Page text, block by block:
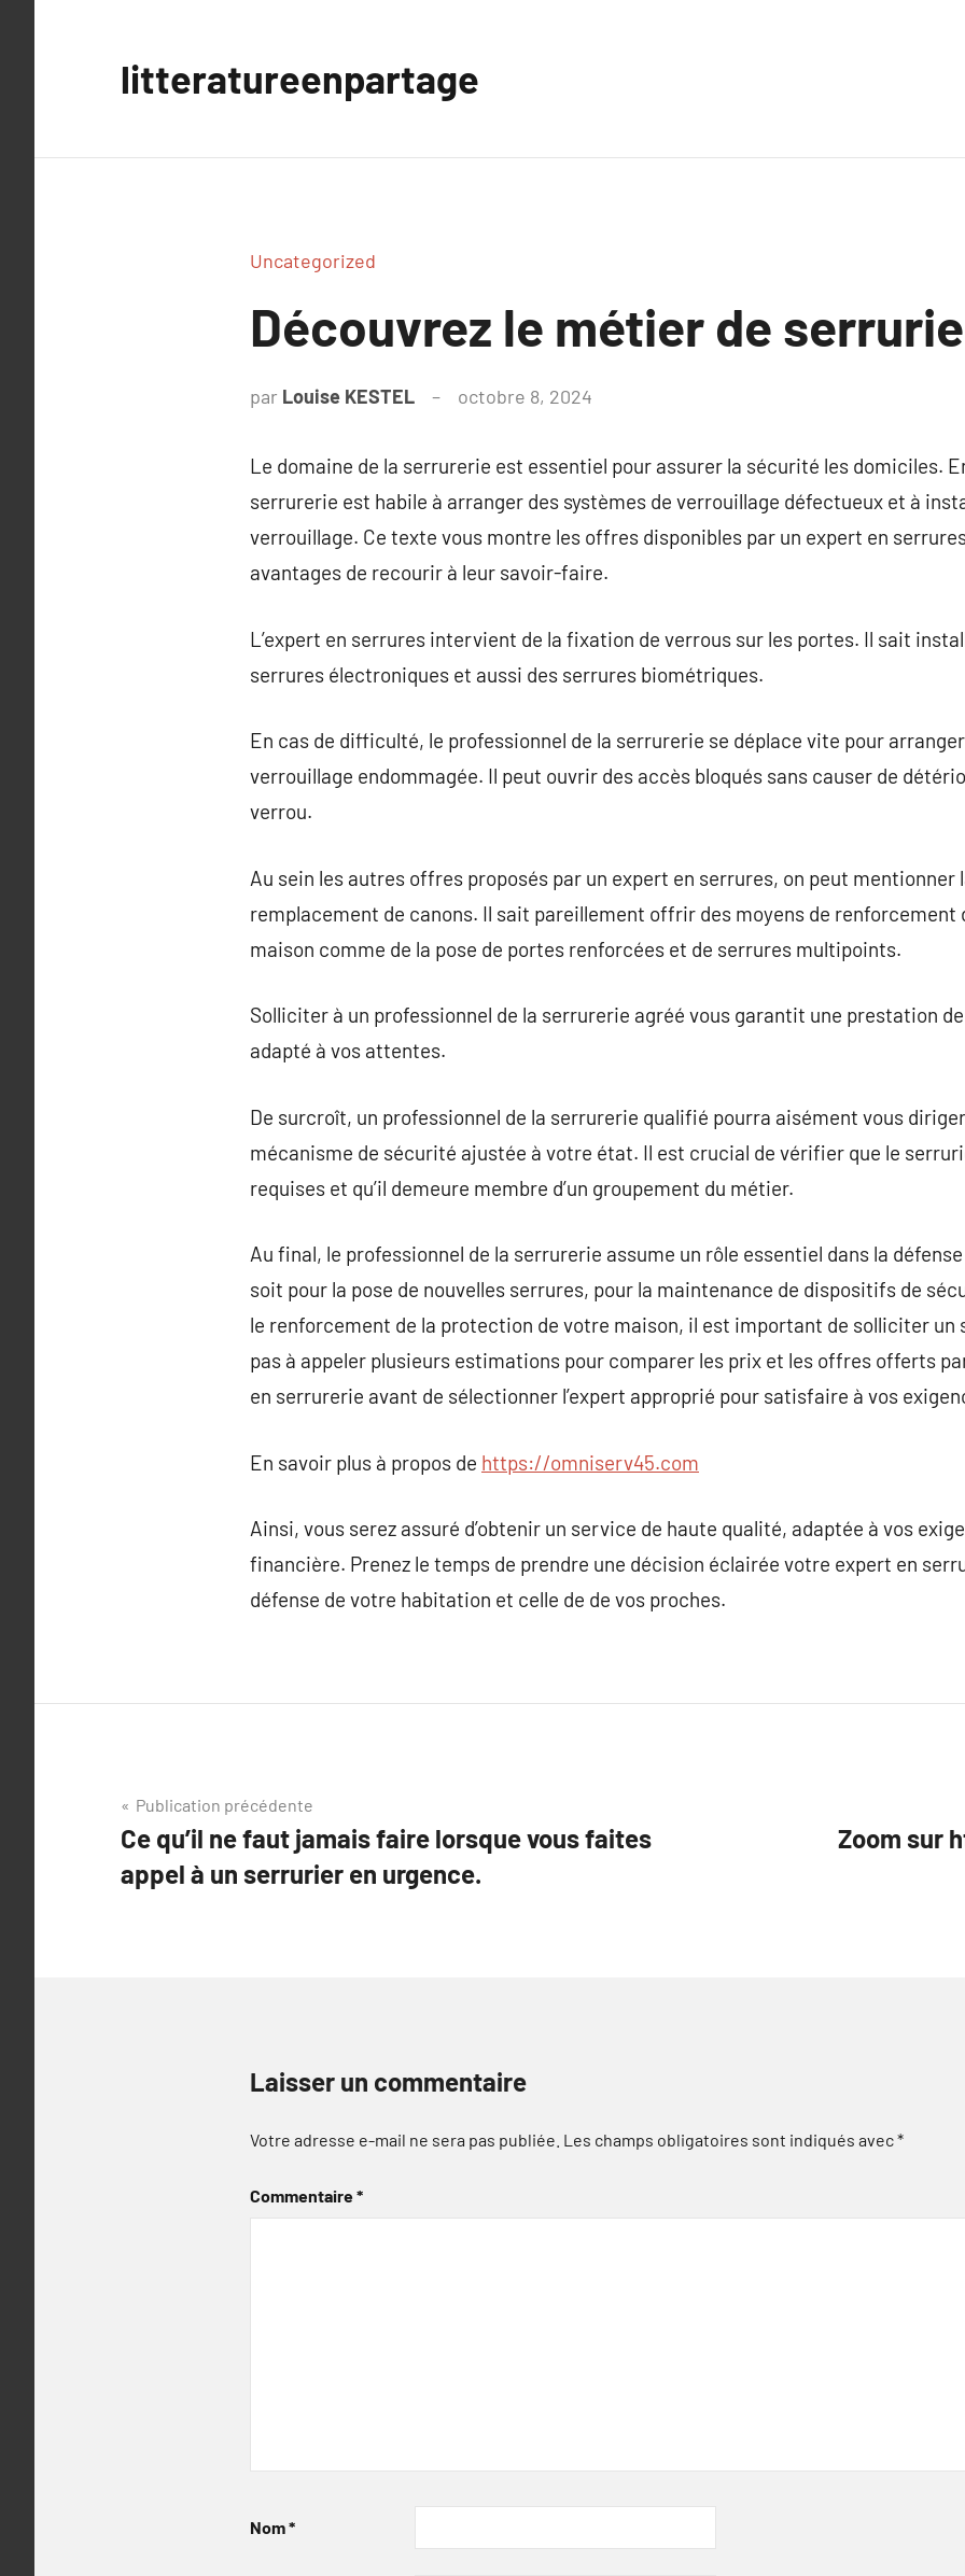
litteratureenpartage
Uncategorized
Découvrez le métier de
par Louise KESTEL octobre 8, 2024
Le domaine de la serrurerie est essentiel pour assurer la sécurité les domiciles.
serrurerie est habile à arranger des systèmes de verrouillage défectueux et à
verrouillage. Ce texte vous montre les offres disponibles par un expert en
avantages de recourir à leur savoir-faire.
L’expert en serrures intervient de la fixation de verrous sur les portes. Il sait
serrures électroniques et aussi des serrures biométriques.
En cas de difficulté, le professionnel de la serrurerie se déplace vite pour
verrouillage endommagée. Il peut ouvrir des accès bloqués sans causer de
verrou.
Au sein les autres offres proposés par un expert en serrures, on peut mentionner
remplacement de canons. Il sait pareillement offrir des moyens de renforcement
maison comme de la pose de portes renforcées et de serrures multipoints.
Solliciter à un professionnel de la serrurerie agréé vous garantit une prestation
adapté à vos attentes.
De surcroît, un professionnel de la serrurerie qualifié pourra aisément vous
mécanisme de sécurité ajustée à votre état. Il est crucial de vérifier que le
requises et qu’il demeure membre d’un groupement du métier.
Au final, le professionnel de la serrurerie assume un rôle essentiel dans la
soit pour la pose de nouvelles serrures, pour la maintenance de dispositifs de
le renforcement de la protection de votre maison, il est important de solliciter un
pas à appeler plusieurs estimations pour comparer les prix et les offres offerts
en serrurerie avant de sélectionner l’expert approprié pour satisfaire à vos
En savoir plus à propos de https://omniserv45.com
Ainsi, vous serez assuré d’obtenir un service de haute qualité, adaptée à vos
financière. Prenez le temps de prendre une décision éclairée votre expert en
défense de votre habitation et celle de de vos proches.
Navigation
de
l’article
Publication précédente
Ce qu’il ne faut jamais faire lorsque vous faites
appel à un serrurier en urgence.
Zoom sur
Laisser un commentaire
Votre adresse e-mail ne sera pas publiée. Les champs obligatoires sont indiqués avec*
Commentaire*
Nom*